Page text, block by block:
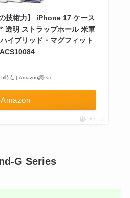
技術力】 iPhone 17 ケース
透明 ストラップホール 米軍
イブリッド・マグフィット
時点 | Amazon調べ）
Amazon
ポチップ
G Series